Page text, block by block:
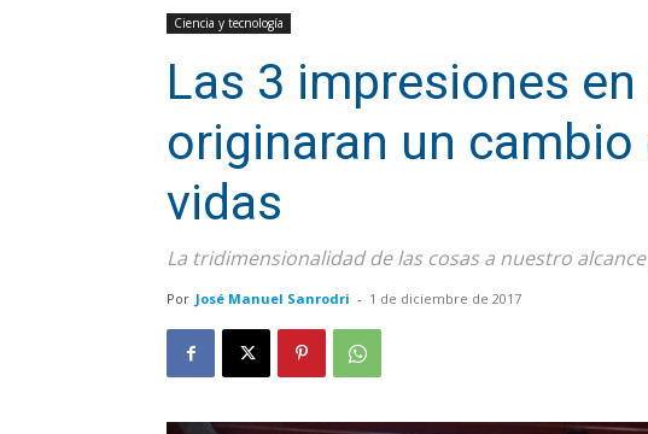
Ciencia y tecnología
Las 3 impresiones en
originaran un cambio
vidas
La tridimensionalidad de las cosas a nuestro
Por José Manuel Sanrodri - 1 de diciembre de 2017